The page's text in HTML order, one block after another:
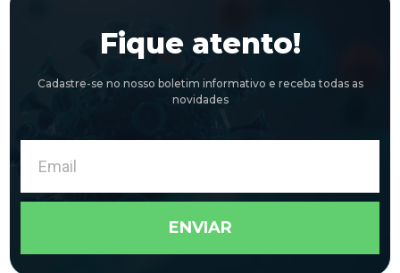
Fique atento!
Cadastre-se no nosso boletim informativo e receba todas as
novidades
ENVIAR